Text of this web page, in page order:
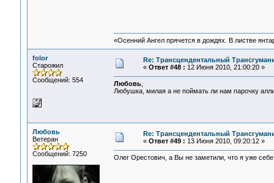
«Осенний Ангел прячется в дождях. В листве
folor
Старожил
Сообщений: 554
Re: Трансцендентальный
« Ответ #48 : 12 Июня 2010, 21:00:20 »
Любовь,
Любушка, милая а не поймать ли нам парочку
Любовь
Ветеран
Сообщений: 7250
Re: Трансцендентальный
« Ответ #49 : 13 Июня 2010, 09:20:12 »
Олег Орестович, а Вы не заметили, что я уже